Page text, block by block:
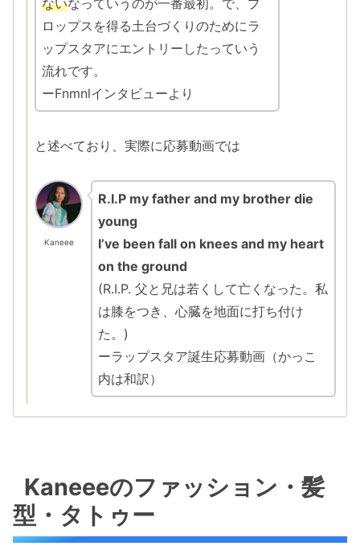
ロップスを得る土台づくりのためにラ
ップスタアにエントリーしたっていう
流れです。
ーFnmnlインタビューより
と述べており、実際に応募動画では
Kaneee
R.I.P my father and my brother die
young
I’ve been fall on knees and my heart
on the ground
(R.I.P. 父と兄は若くして亡くなった。私
は膝をつき、心臓を地面に打ち付け
た。)
ーラップスタア誕生応募動画（かっこ
内は和訳）
Kaneeeのファッション・髪
型・タトゥー